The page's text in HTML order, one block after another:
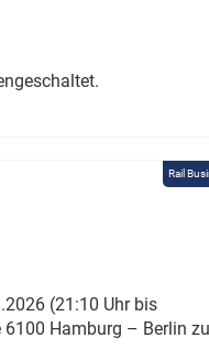
Rail
(21:10 Uhr bis
Hamburg – Berlin zu